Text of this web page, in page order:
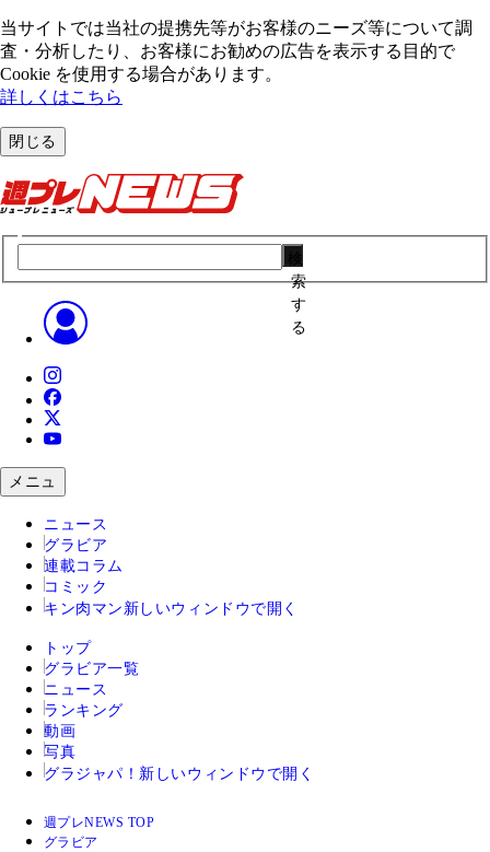
当サイトでは当社の提携先等がお客様のニーズ等について調
査・分析したり、お客様にお勧めの広告を表⽰する⽬的で
Cookie を使⽤する場合があります。
詳しくはこちら
閉じる
索
す
る
メニュ
ニュース
グラビア
連載コラム
コミック
キン肉マン 新しいウィンドウで開く
トップ
グラビア一覧
ニュース
ランキング
動画
写真
グラジャパ！ 新しいウィンドウで開く
週プレNEWS TOP
グラビア